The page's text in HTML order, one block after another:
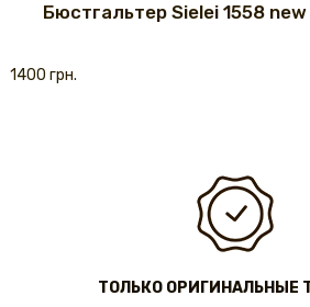
Бюстгальтер Sielei 1558 new
1400 грн.
ТОЛЬКО ОРИГИНАЛЬНЫЕ